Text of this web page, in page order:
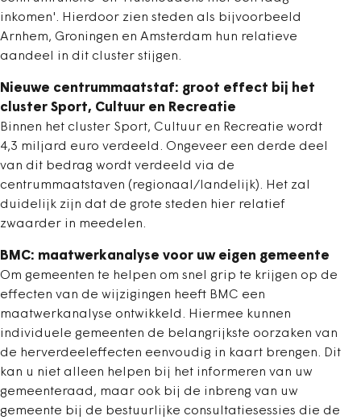
inkomen'. Hierdoor zien steden als bijvoorbeeld
Arnhem, Groningen en Amsterdam hun relatieve
aandeel in dit cluster stijgen.
Nieuwe centrummaatstaf: groot effect bij het
cluster Sport, Cultuur en Recreatie
Binnen het cluster Sport, Cultuur en Recreatie wordt
4,3 miljard euro verdeeld. Ongeveer een derde deel
van dit bedrag wordt verdeeld via de
centrummaatstaven (regionaal/landelijk). Het zal
duidelijk zijn dat de grote steden hier relatief
zwaarder in meedelen.
BMC: maatwerkanalyse voor uw eigen gemeente
Om gemeenten te helpen om snel grip te krijgen op de
effecten van de wijzigingen heeft BMC een
maatwerkanalyse ontwikkeld. Hiermee kunnen
individuele gemeenten de belangrijkste oorzaken van
de herverdeeleffecten eenvoudig in kaart brengen. Dit
kan u niet alleen helpen bij het informeren van uw
gemeenteraad, maar ook bij de inbreng van uw
gemeente bij de bestuurlijke consultatiesessies die de